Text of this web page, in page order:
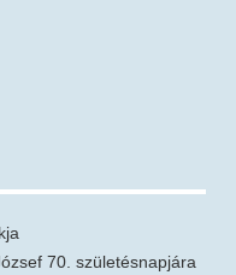
70. születésnapjára